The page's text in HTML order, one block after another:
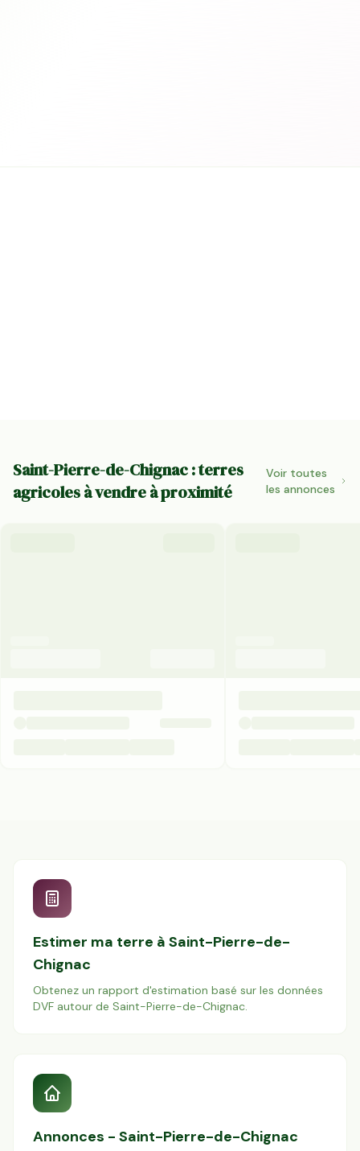
Saint-Pierre-de-Chignac : terres
agricoles à vendre à proximité
Voir toutes
les annonces
Estimer ma terre à Saint-Pierre-de-
Chignac
Obtenez un rapport d'estimation basé sur les données
DVF autour de Saint-Pierre-de-Chignac.
Annonces - Saint-Pierre-de-Chignac